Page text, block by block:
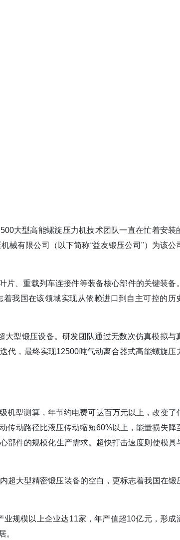
大型高能螺旋压力机技术团队一直在忙着安装
有限公司（以下简称“益友锻压公司"）为该公
片、重载列车连接件等装备核心部件的关键装备
我国在该领域实现从依赖进口到自主可控的历
型锻压设备。研发团队通过无数次仿真模拟与
代，最终实现12500吨气动离合器式高能螺旋压
机型测算，年节约电费可达百万元以上，改变了
传动路径比液压传动缩短60%以上，能量损失降
部件的规模化生产需求。超快打击速度则使模具
超大型精密锻压装备的空白，更标志着我国在锻
规模以上企业达11家，年产值超10亿元，形成
。